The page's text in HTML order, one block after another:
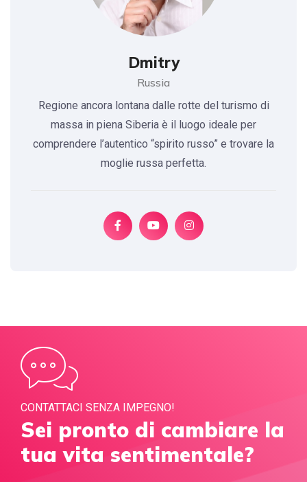
Dmitry
Russia
Regione ancora lontana dalle rotte del turismo di
massa in piena Siberia è il luogo ideale per
comprendere l’autentico “spirito russo” e trovare la
moglie russa perfetta.
CONTATTACI SENZA IMPEGNO!
Sei pronto di cambiare la
tua vita sentimentale?